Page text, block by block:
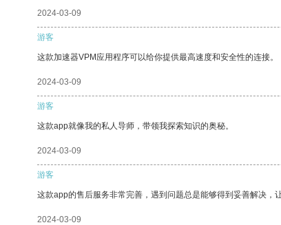
2024-03-09
游客
这款加速器VPM应用程序可以给你提供最高速度和安全性的连接。
2024-03-09
游客
这款app就像我的私人导师，带领我探索知识的奥秘。
2024-03-09
游客
这款app的售后服务非常完善，遇到问题总是能够得到妥善解决，
2024-03-09